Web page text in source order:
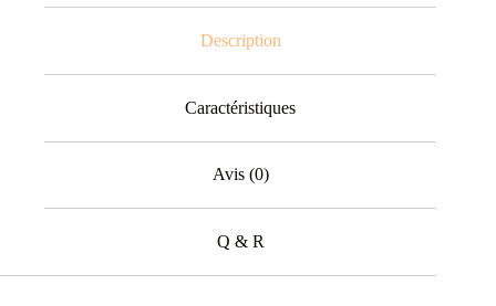
Description
Caractéristiques
Avis (0)
Q & R